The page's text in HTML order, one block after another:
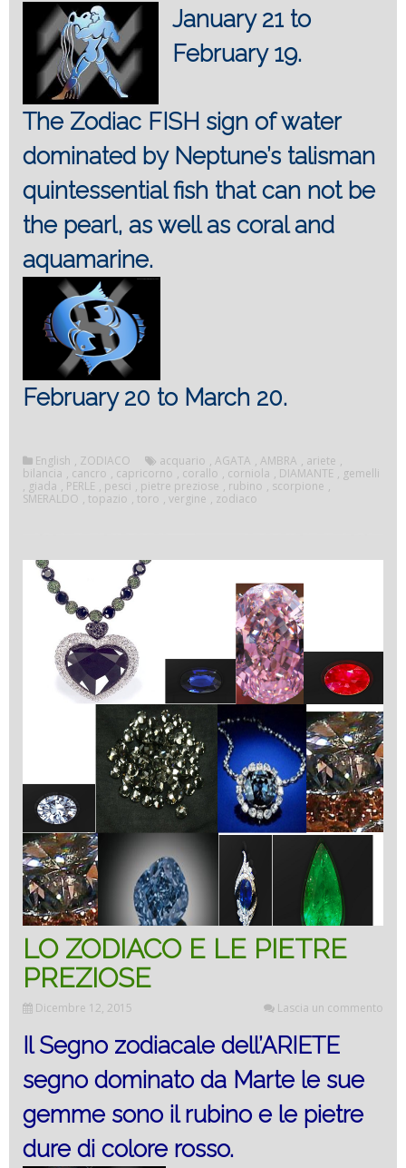
January 21 to
February 19.
The Zodiac FISH sign of water
dominated by Neptune’s talisman
quintessential fish that can not be
the pearl, as well as coral and
aquamarine.
February 20 to March 20.
English , ZODIACO acquario , AGATA , AMBRA , ariete ,
bilancia , cancro , capricorno , corallo , corniola , DIAMANTE , gemelli
, giada , PERLE , pesci , pietre preziose , rubino , scorpione ,
SMERALDO , topazio , toro , vergine , zodiaco
LO ZODIACO E LE PIETRE
PREZIOSE
Dicembre 12, 2015 Lascia un commento
Il Segno zodiacale dell’ARIETE
segno dominato da Marte le sue
gemme sono il rubino e le pietre
dure di colore rosso.